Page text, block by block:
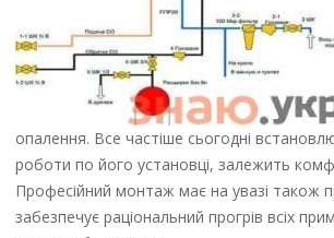
опалення. Все частіше сьогодні
роботи по його установці, залежить
Професійний монтаж має на увазі також
забезпечує раціональний прогрів всіх